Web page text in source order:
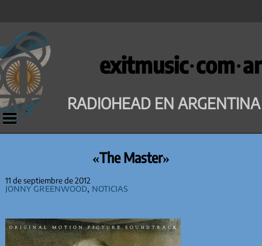
Saltar
al
contenido
exitmusic·com·ar
RADIOHEAD EN ARGENTINA
«The Master»
11 de septiembre de 2012
Jonny Greenwood, Noticias